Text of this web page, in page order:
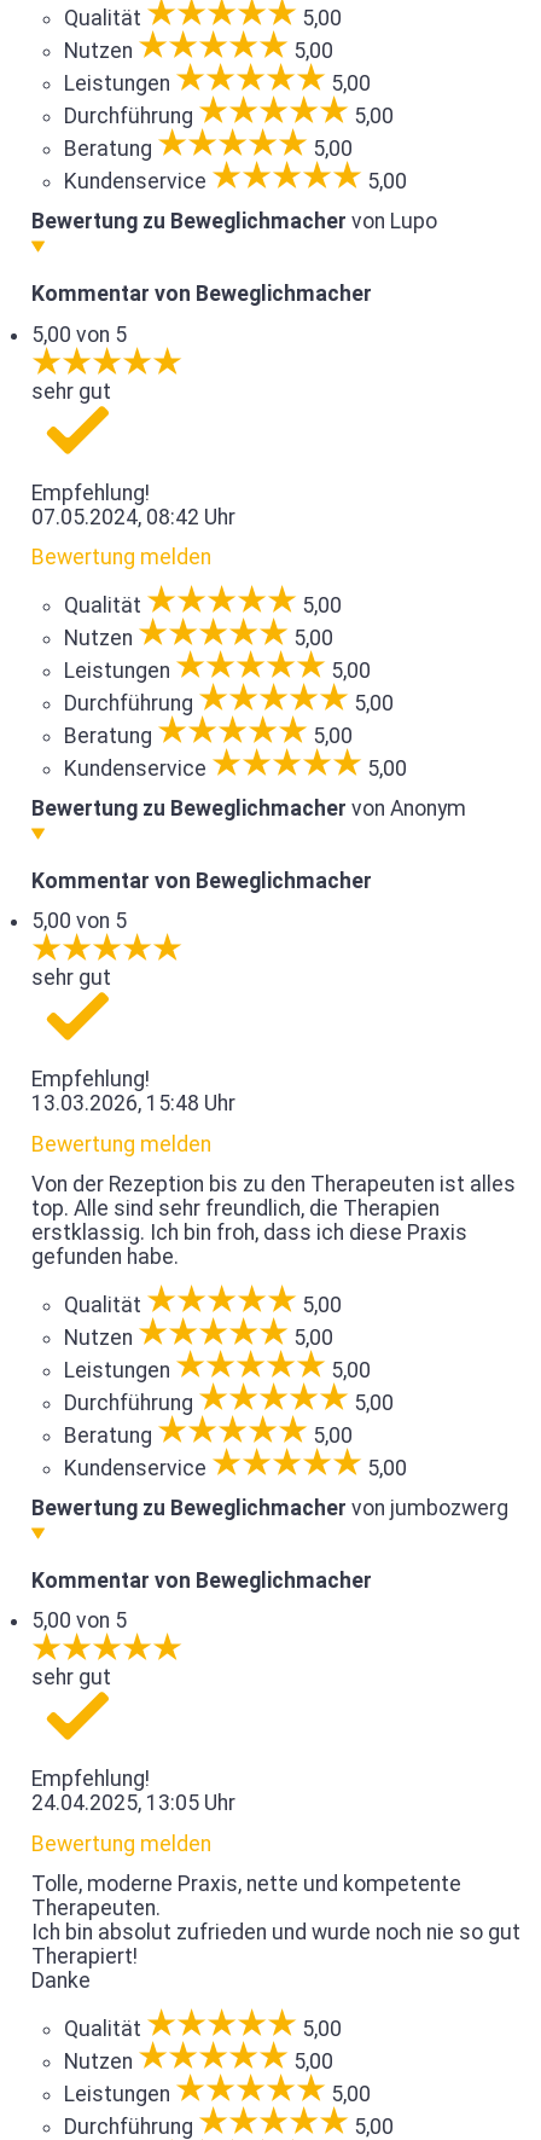
Qualität
5,00
Nutzen
5,00
Leistungen
5,00
Durchführung
5,00
Beratung
5,00
Kundenservice
5,00
Bewertung zu Beweglichmacher von Lupo
Kommentar von Beweglichmacher
5,00 von 5
sehr gut
Empfehlung!
07.05.2024, 08:42 Uhr
Bewertung melden
Qualität
5,00
Nutzen
5,00
Leistungen
5,00
Durchführung
5,00
Beratung
5,00
Kundenservice
5,00
Bewertung zu Beweglichmacher von Anonym
Kommentar von Beweglichmacher
5,00 von 5
sehr gut
Empfehlung!
13.03.2026, 15:48 Uhr
Bewertung melden
Von der Rezeption bis zu den Therapeuten ist alles
top. Alle sind sehr freundlich, die Therapien
erstklassig. Ich bin froh, dass ich diese Praxis
gefunden habe.
Qualität
5,00
Nutzen
5,00
Leistungen
5,00
Durchführung
5,00
Beratung
5,00
Kundenservice
5,00
Bewertung zu Beweglichmacher von jumbozwerg
Kommentar von Beweglichmacher
5,00 von 5
sehr gut
Empfehlung!
24.04.2025, 13:05 Uhr
Bewertung melden
Tolle, moderne Praxis, nette und kompetente
Therapeuten.
Ich bin absolut zufrieden und wurde noch nie so gut
Therapiert!
Danke
Qualität
5,00
Nutzen
5,00
Leistungen
5,00
Durchführung
5,00